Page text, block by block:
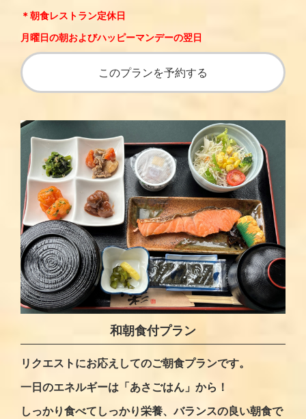
＊朝食レストラン定休日
月曜日の朝およびハッピーマンデーの翌日
このプランを予約する
和朝食付プラン
リクエストにお応えしてのご朝食プランです。
一日のエネルギーは「あさごはん」から！
しっかり食べてしっかり栄養、バランスの良い朝食で